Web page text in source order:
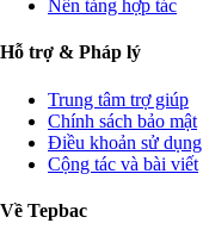
Nền tảng hợp tác
Hỗ trợ & Pháp lý
Trung tâm trợ giúp
Chính sách bảo mật
Điều khoản sử dụng
Cộng tác và bài viết
Về Tepbac